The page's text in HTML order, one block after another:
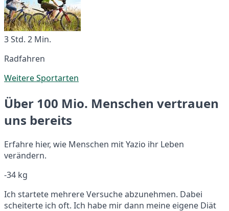
3 Std. 2 Min.
Radfahren
Weitere Sportarten
Über 100 Mio. Menschen vertrauen
uns bereits
Erfahre hier, wie Menschen mit Yazio ihr Leben
verändern.
-34 kg
Ich startete mehrere Versuche abzunehmen. Dabei
scheiterte ich oft. Ich habe mir dann meine eigene Diät